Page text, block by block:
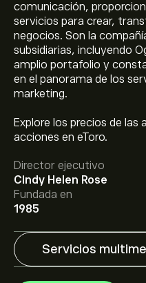
comunicación,
servicios para crear,
negocios. Son la
subsidiarias, incluyendo
amplio portafolio y
en el panorama de los
marketing.
Explore los precios de
acciones en eToro.
Director ejecutivo
Cindy Helen Rose
Fundada en
1985
Servicios
El precio actual de las
El precio medio objetivo
es de 25.95‎$‎.
precios objetivo y las
Las previsiones de los
WPP plc se basan en las
estados financieros y el